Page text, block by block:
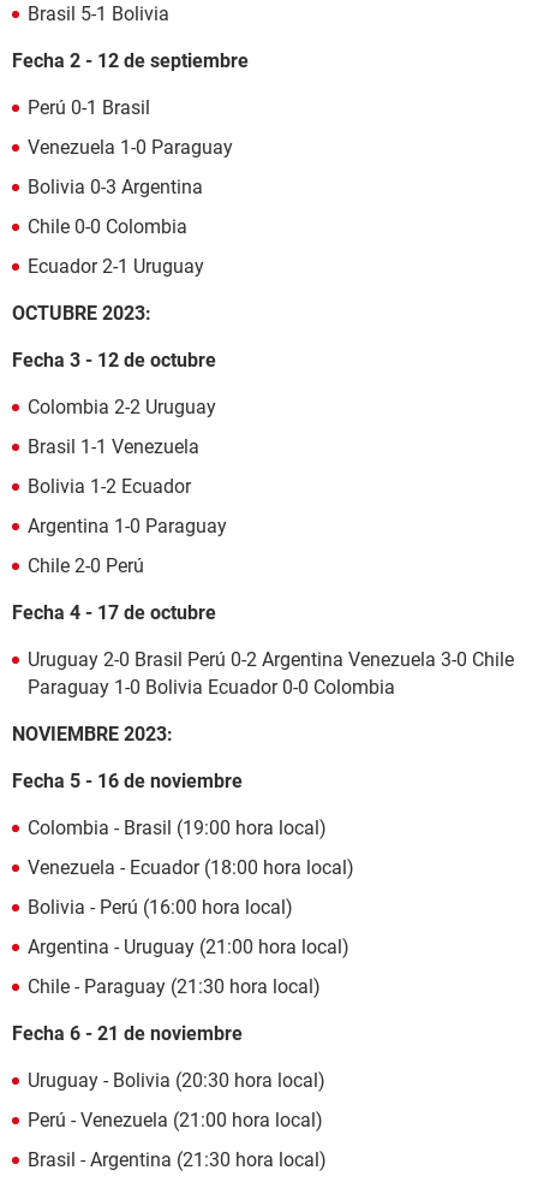
Brasil 5-1 Bolivia
Fecha 2 - 12 de septiembre
Perú 0-1 Brasil
Venezuela 1-0 Paraguay
Bolivia 0-3 Argentina
Chile 0-0 Colombia
Ecuador 2-1 Uruguay
OCTUBRE 2023:
Fecha 3 - 12 de octubre
Colombia 2-2 Uruguay
Brasil 1-1 Venezuela
Bolivia 1-2 Ecuador
Argentina 1-0 Paraguay
Chile 2-0 Perú
Fecha 4 - 17 de octubre
Uruguay 2-0 Brasil Perú 0-2 Argentina Venezuela 3-0 Chile
Paraguay 1-0 Bolivia Ecuador 0-0 Colombia
NOVIEMBRE 2023:
Fecha 5 - 16 de noviembre
Colombia - Brasil (19:00 hora local)
Venezuela - Ecuador (18:00 hora local)
Bolivia - Perú (16:00 hora local)
Argentina - Uruguay (21:00 hora local)
Chile - Paraguay (21:30 hora local)
Fecha 6 - 21 de noviembre
Uruguay - Bolivia (20:30 hora local)
Perú - Venezuela (21:00 hora local)
Brasil - Argentina (21:30 hora local)